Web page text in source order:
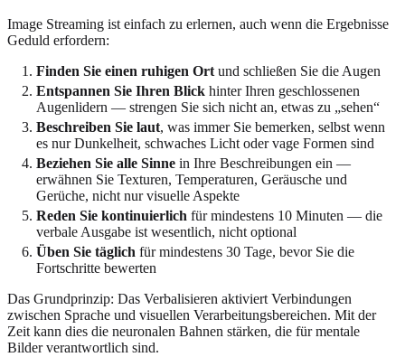
Image Streaming ist einfach zu erlernen, auch wenn die Ergebnisse
Geduld erfordern:
Finden Sie einen ruhigen Ort und schließen Sie die Augen
Entspannen Sie Ihren Blick hinter Ihren geschlossenen
Augenlidern — strengen Sie sich nicht an, etwas zu „sehen“
Beschreiben Sie laut, was immer Sie bemerken, selbst wenn
es nur Dunkelheit, schwaches Licht oder vage Formen sind
Beziehen Sie alle Sinne in Ihre Beschreibungen ein —
erwähnen Sie Texturen, Temperaturen, Geräusche und
Gerüche, nicht nur visuelle Aspekte
Reden Sie kontinuierlich für mindestens 10 Minuten — die
verbale Ausgabe ist wesentlich, nicht optional
Üben Sie täglich für mindestens 30 Tage, bevor Sie die
Fortschritte bewerten
Das Grundprinzip: Das Verbalisieren aktiviert Verbindungen
zwischen Sprache und visuellen Verarbeitungsbereichen. Mit der
Zeit kann dies die neuronalen Bahnen stärken, die für mentale
Bilder verantwortlich sind.